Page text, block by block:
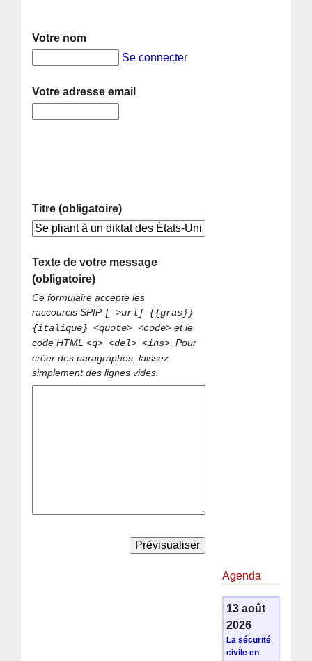
Votre nom
Se connecter
Votre adresse email
Titre (obligatoire)
Texte de votre message
(obligatoire)
Ce formulaire accepte les
raccourcis SPIP [->url] {{gras}}
{italique} <quote> <code> et le
code HTML<q> <del> <ins> . Pour
créer des paragraphes, laissez
simplement des lignes vides.
Agenda
13 août
2026
La sécurité
civile en